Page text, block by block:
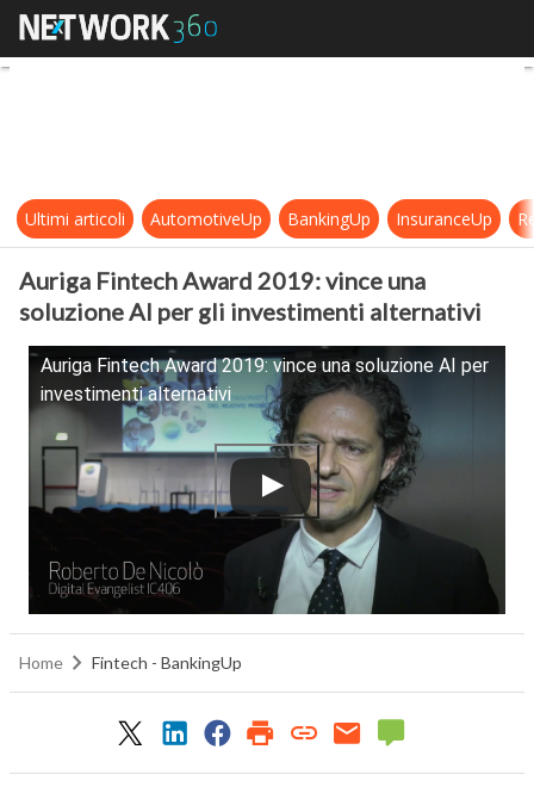
Auriga Fintech Award 2019:
Ultimi articoli AutomotiveUp BankingUp InsuranceUp
Auriga Fintech Award 2019: vince una
soluzione AI per gli investimenti alternativi
Auriga Fintech Award 2019: vince una soluzione AI per
investimenti alternativi
Home Fintech - BankingUp